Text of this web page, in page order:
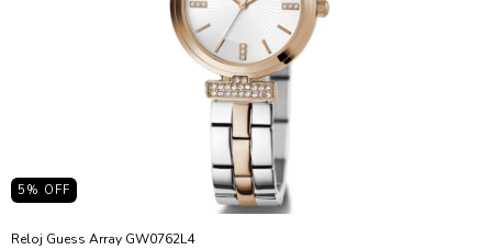
5 % OFF
Reloj Guess Array GW0762L4